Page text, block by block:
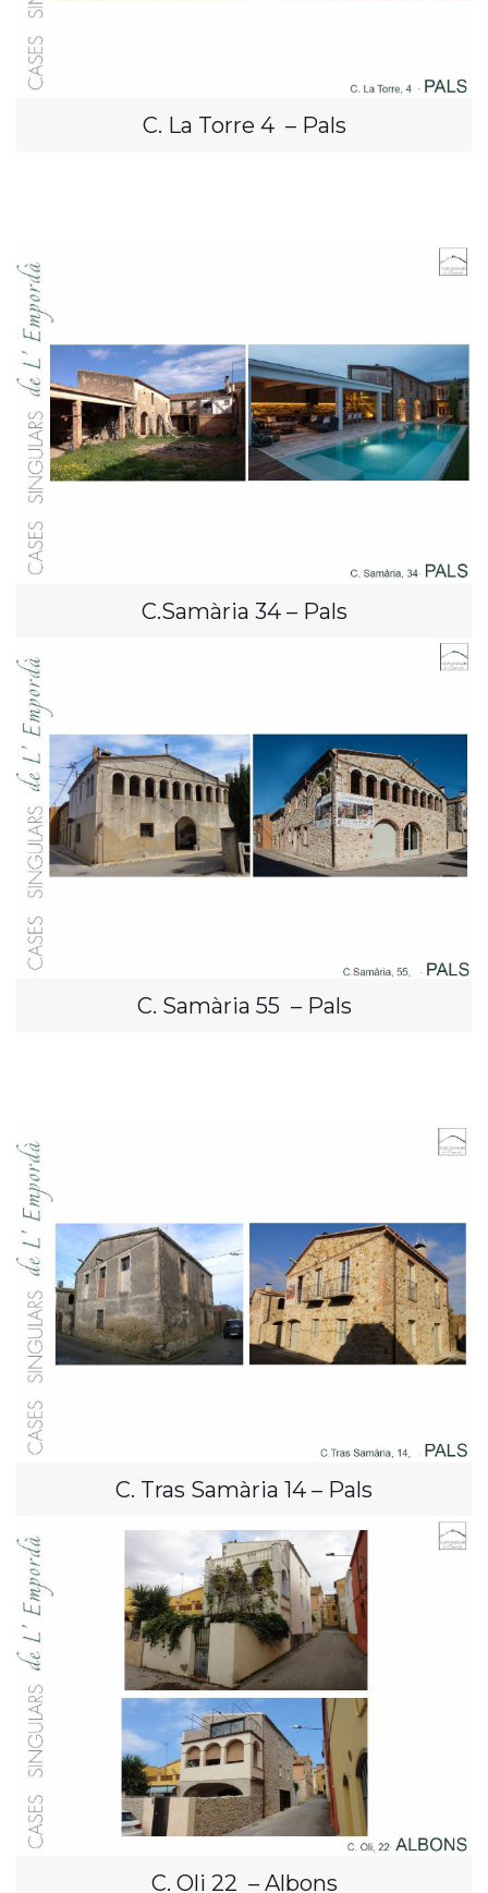
C. La Torre 4 – Pals
C.Samària 34 – Pals
C. Samària 55 – Pals
C. Tras Samària 14 – Pals
C. Oli 22 – Albons